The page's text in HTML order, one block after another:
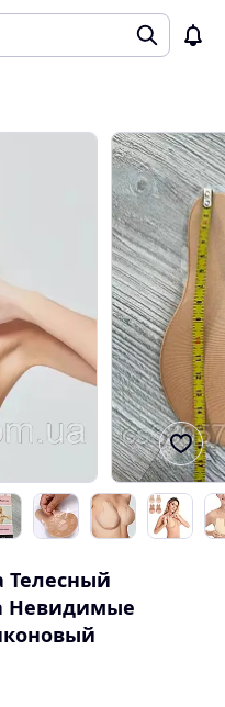
Телесный
Невидимые